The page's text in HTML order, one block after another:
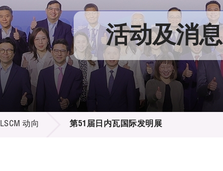
组织架构
组织架构
董事局
研究顾问
招标通告
应用于公共服务之创新技术
重点项目
资助计划
资助计划
税务优惠
申请
评审
征求研发项目计划书
项目资料库
奖项
新闻中心
媒体报导
新闻稿
资讯中心
多媒体
出版刊物
会员列表
会员登入 活动及消息
LSCM 动向 第51届日内瓦国际发明展